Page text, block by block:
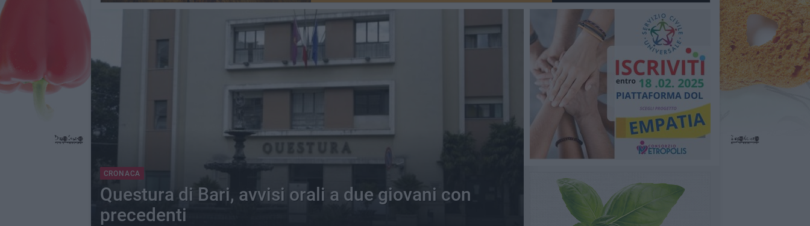
CRONACA
Questura di Bari, avvisi orali a due giovani con
precedenti